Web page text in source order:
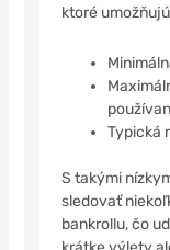
ktoré
Typická
S takými
sledovať
bankrollu, čo